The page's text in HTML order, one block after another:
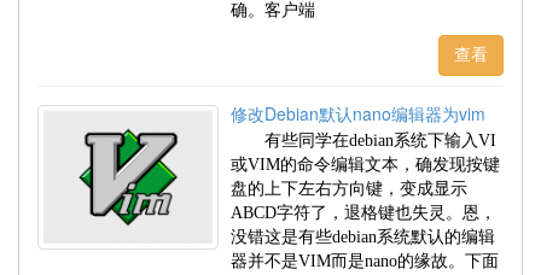
确。客户端
查看
修改Debian默认nano编辑器为vim
有些同学在debian系统下输入VI
或VIM的命令编辑文本，确发现按键
盘的上下左右方向键，变成显示
ABCD字符了，退格键也失灵。恩，
没错这是有些debian系统默认的编辑
器并不是VIM而是nano的缘故。下面